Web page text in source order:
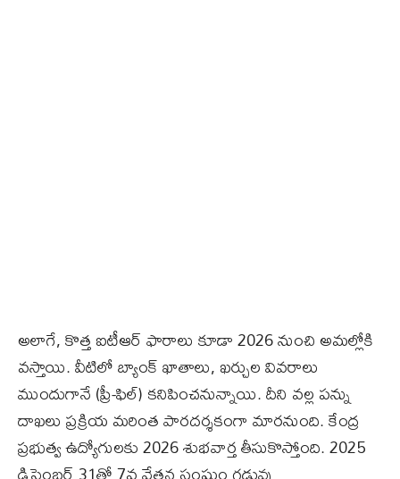
అలాగే, కొత్త ఐటీఆర్ ఫారాలు కూడా 2026 నుంచి అమల్లోకి
వస్తాయి. వీటిలో బ్యాంక్ ఖాతాలు, ఖర్చుల వివరాలు
ముందుగానే (ప్రీ-ఫిల్) కనిపించనున్నాయి. దీని వల్ల పన్ను
దాఖలు ప్రక్రియ మరింత పారదర్శకంగా మారనుంది. కేంద్ర
ప్రభుత్వ ఉద్యోగులకు 2026 శుభవార్త తీసుకొస్తోంది. 2025